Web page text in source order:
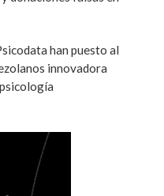
han puesto al
innovadora